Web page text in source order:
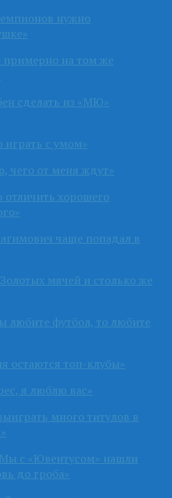
нужно
примерно на том же
сделать из «МЮ»
с умом»
чего от меня ждут»
хорошего
чаще попадал в
мячей и столько же
любите футбол, то любите
остаются топ-клубы»
я люблю вас»
много титулов в
с «Ювентусом» нашли
до гроба»